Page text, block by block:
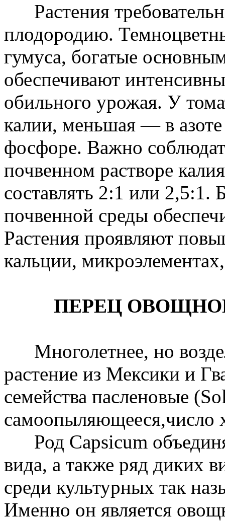
Растения
плодородию.
гумуса, богатые
обеспечивают
обильного урожая. У
калии, меньшая — в
фосфоре. Важно
почвенном растворе
составлять 2:1 или 2,5:1.
почвенной среды
Растения проявляют
кальции,
ПЕРЕЦ
Многолетнее, но
растение из Мексики и
семейства пасленовые
самоопыляющееся,число
Род Capsicum
вида, а также ряд диких
среди культурных так
Именно он является